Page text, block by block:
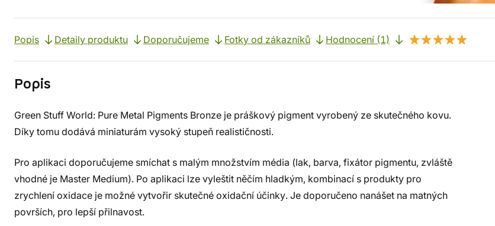
Popis Detaily produktu Doporučujeme Fotky od zákazníků Hodnocení (1)
Popis
Green Stuff World: Pure Metal Pigments Bronze je práškový pigment vyrobený ze skutečného kovu.
Díky tomu dodává miniaturám vysoký stupeň realističnosti.
Pro aplikaci doporučujeme smíchat s malým množstvím média (lak, barva, fixátor pigmentu, zvláště
vhodné je Master Medium). Po aplikaci lze vyleštit něčím hladkým, kombinací s produkty pro
zrychlení oxidace je možné vytvořir skutečné oxidační účinky. Je doporučeno nanášet na matných
površích, pro lepší přilnavost.